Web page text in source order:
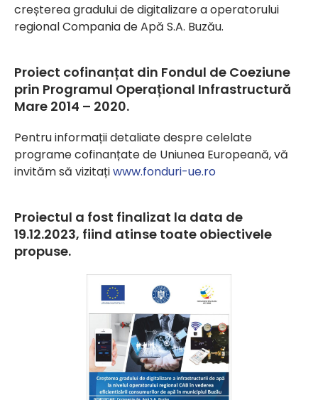
creșterea gradului de digitalizare a operatorului
regional Compania de Apă S.A. Buzău.
Proiect cofinanțat din Fondul de Coeziune
prin Programul Operațional Infrastructură
Mare 2014 – 2020.
Pentru informații detaliate despre celelate
programe cofinanțate de Uniunea Europeană, vă
invităm să vizitațiwww.fonduri-ue.ro
Proiectul a fost finalizat la data de
19.12.2023, fiind atinse toate obiectivele
propuse.